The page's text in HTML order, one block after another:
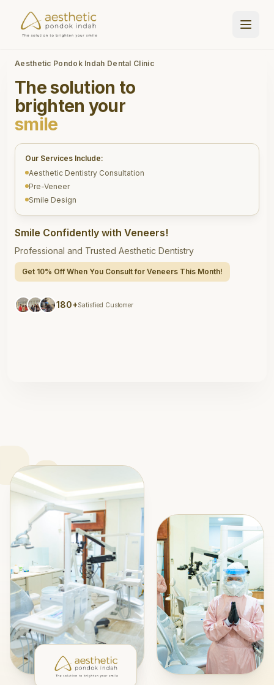
Aesthetic Pondok Indah Dental Clinic
The solution to
brighten your
smile
Our Services Include:
Aesthetic Dentistry Consultation
Pre-Veneer
Smile Design
Smile Confidently with Veneers!
Professional and Trusted Aesthetic Dentistry
Get 10% Off When You Consult for Veneers This Month!
180+Satisfied Customer